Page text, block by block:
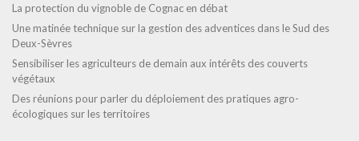
La protection du vignoble de Cognac en débat
Une matinée technique sur la gestion des adventices dans le Sud des
Deux-Sèvres
Sensibiliser les agriculteurs de demain aux intérêts des couverts
végétaux
Des réunions pour parler du déploiement des pratiques agro-
écologiques sur les territoires